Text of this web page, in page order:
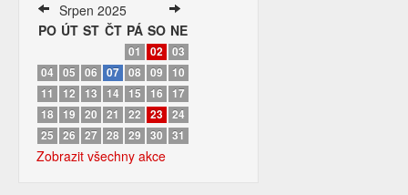
Srpen 2025
PO ÚT ST ČT PÁ SO NE
01 02
03
04
05 06 07 08 09
10
11
12 13 14 15 16
17
18
19 20 21 22 23
24
25
26 27 28 29 30 31
Zobrazit všechny akce